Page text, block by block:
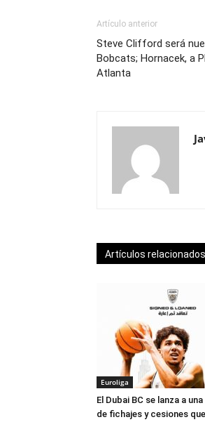
Artículo anterior
Steve Clifford será
Bobcats; Hornacek, a
Atlanta
Artículos relacionados
Euroliga
El Dubai BC se lanza a
de fichajes y cesiones que